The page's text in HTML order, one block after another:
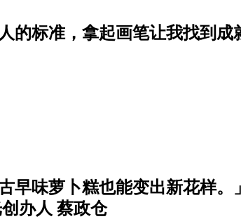
的标准，拿起画笔让我找到
早味萝卜糕也能变出新花样
办人 蔡政仓